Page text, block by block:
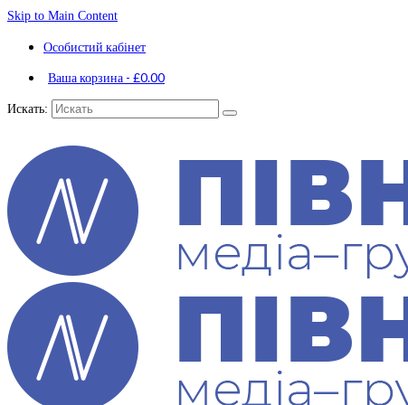
Skip to Main Content
Особистий кабінет
Ваша корзина - £0.00
Искать: